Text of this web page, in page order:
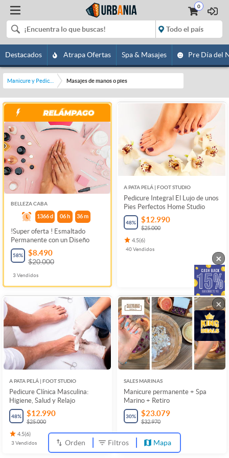
0
Destacados Atrapa Ofertas Spa & Masajes Pre Día del
Masajes de manos o pies
BELLEZA CABA
1366 d 06 h 36m
!Super oferta ! Esmaltado
Permanente con un Diseño
58% $8.490
$20.000
3Vendidos
A PATA PELÁ | FOOT STUDIO
Pedicure Integral El Lujo de unos
Pies Perfectos Home Studio
48% $12.990
$25.000
4.5(6)
40Vendidos
A PATA PELÁ | FOOT STUDIO
Pedicure Clínica Masculina:
Higiene, Salud y Relajo
48% $12.990
$25.000
4.5(6)
3Vendidos
SALES MARINAS
Manicure permanente + Spa
Marino + Retiro
30% $23.079
$32.970
1Vendidos
Orden Filtros Mapa
×
×